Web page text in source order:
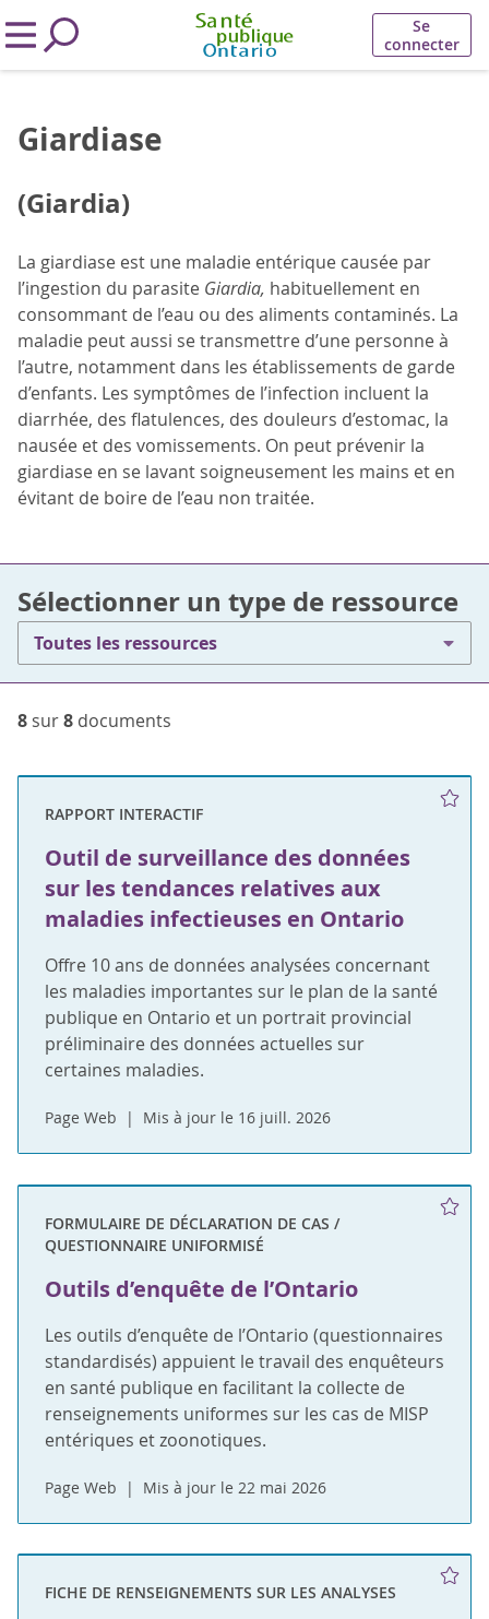
Se
connecter
Giardiase
(Giardia)
La giardiase est une maladie entérique causée par
l’ingestion du parasite Giardia, habituellement en
consommant de l’eau ou des aliments contaminés. La
maladie peut aussi se transmettre d’une personne à
l’autre, notamment dans les établissements de garde
d’enfants. Les symptômes de l’infection incluent la
diarrhée, des flatulences, des douleurs d’estomac, la
nausée et des vomissements. On peut prévenir la
giardiase en se lavant soigneusement les mains et en
évitant de boire de l’eau non traitée.
Sélectionner un type de ressource
Toutes les ressources
8 sur8 documents
RAPPORT INTERACTIF
Outil de surveillance des données
sur les tendances relatives aux
maladies infectieuses en Ontario
Offre 10 ans de données analysées concernant
les maladies importantes sur le plan de la santé
publique en Ontario et un portrait provincial
préliminaire des données actuelles sur
certaines maladies.
Page Web Mis à jour le 16 juill. 2026
FORMULAIRE DE DÉCLARATION DE CAS /
QUESTIONNAIRE UNIFORMISÉ
Outils d’enquête de l’Ontario
Les outils d’enquête de l’Ontario (questionnaires
standardisés) appuient le travail des enquêteurs
en santé publique en facilitant la collecte de
renseignements uniformes sur les cas de MISP
entériques et zoonotiques.
Page Web Mis à jour le 22 mai 2026
FICHE DE RENSEIGNEMENTS SUR LES ANALYSES